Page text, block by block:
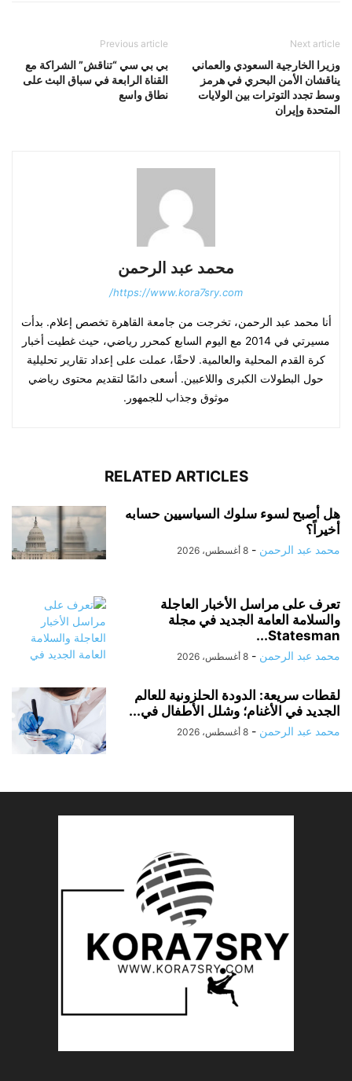
Previous article
بي بي سي “تناقش” الشراكة مع
القناة الرابعة في سباق البث على
نطاق واسع
Next article
وزيرا الخارجية السعودي والعماني
يناقشان الأمن البحري في هرمز
وسط تجدد التوترات بين الولايات
المتحدة وإيران
محمد عبد الرحمن
https://www.kora7sry.com/
أنا محمد عبد الرحمن، تخرجت من جامعة القاهرة تخصص إعلام. بدأت
مسيرتي في 2014 مع اليوم السابع كمحرر رياضي، حيث غطيت أخبار
كرة القدم المحلية والعالمية. لاحقًا، عملت على إعداد تقارير تحليلية
حول البطولات الكبرى واللاعبين. أسعى دائمًا لتقديم محتوى رياضي
موثوق وجذاب للجمهور.
RELATED ARTICLES
هل أصبح لسوء سلوك السياسيين حسابه
أخيراً؟
محمد عبد الرحمن - 8 أغسطس، 2026
تعرف على مراسل الأخبار العاجلة
والسلامة العامة الجديد في مجلة
Statesman...
محمد عبد الرحمن - 8 أغسطس، 2026
لقطات سريعة: الدودة الحلزونية للعالم
الجديد في الأغنام؛ وشلل الأطفال في...
محمد عبد الرحمن - 8 أغسطس، 2026